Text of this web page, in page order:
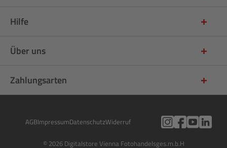
Hilfe
Über uns
Zahlungsarten
AGBImpressumDatenschutzWiderruf
© 2026 Digitalstore Vienna Fotohandelsges.m.b.H